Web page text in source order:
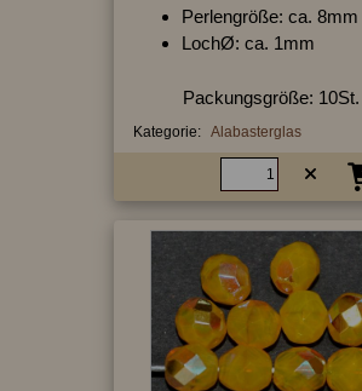
Perlengröße: ca. 8mm
LochØ: ca. 1mm
Packungsgröße: 10St.
Kategorie: Alabasterglas